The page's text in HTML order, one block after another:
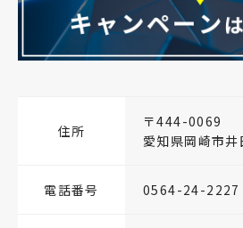
住所
〒444-0069
愛知県岡崎市
電話番号 0564-24-2227